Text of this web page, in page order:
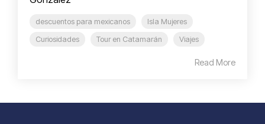
descuentos para mexicanos
Isla Mujeres
Curiosidades
Tour en Catamarán Viajes
Read More